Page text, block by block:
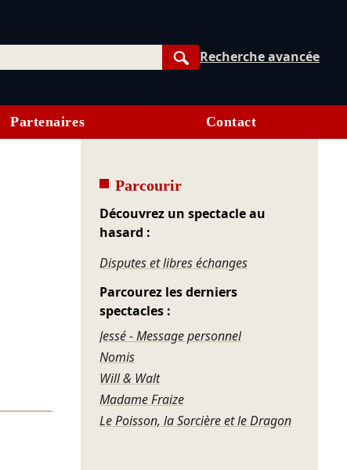
Rechercher
Recherche avancée
Partenaires Contact
Parcourir
Découvrez un spectacle au
hasard :
Disputes et libres échanges
Parcourez les derniers
spectacles :
Jessé - Message personnel
Nomis
Will & Walt
Madame Fraize
Le Poisson, la Sorcière et le Dragon